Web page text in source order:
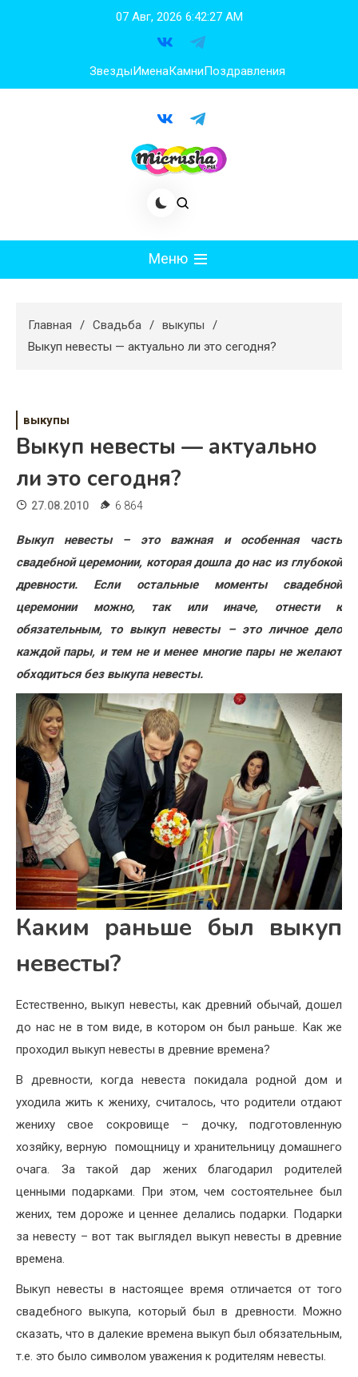
07 Авг, 2026 6:42:28 AM
ЗвездыИменаКамниПоздравления
Меню
Худеем
Свадьба
Жизнь
Хобби
Красота
Недвижимость
Главная Свадьба
выкупы
Выкуп невесты — актуально ли это сегодня?
выкупы
Выкуп невесты — актуально
ли это сегодня?
27.08.2010 6 864
Выкуп невесты – это важная и особенная часть
свадебной церемонии, которая дошла до нас из глубокой
древности. Если остальные моменты свадебной
церемонии можно, так или иначе, отнести к
обязательным, то выкуп невесты – это личное дело
каждой пары, и тем не и менее многие пары не желают
обходиться без выкупа невесты.
Каким раньше был выкуп
невесты?
Естественно, выкуп невесты, как древний обычай, дошел
до нас не в том виде, в котором он был раньше. Как же
проходил выкуп невесты в древние времена?
В древности, когда невеста покидала родной дом и
уходила жить к жениху, считалось, что родители отдают
жениху свое сокровище – дочку, подготовленную
хозяйку, верную помощницу и хранительницу домашнего
очага. За такой дар жених благодарил родителей
ценными подарками. При этом, чем состоятельнее был
жених, тем дороже и ценнее делались подарки. Подарки
за невесту – вот так выглядел выкуп невесты в древние
времена.
Выкуп невесты в настоящее время отличается от того
свадебного выкупа, который был в древности. Можно
сказать, что в далекие времена выкуп был обязательным,
т.е. это было символом уважения к родителям невесты.